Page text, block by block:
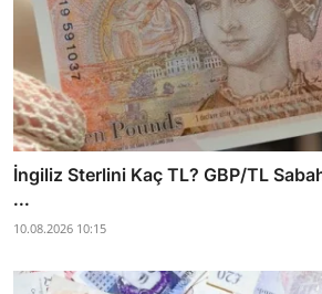
İngiliz Sterlini Kaç TL? GBP/TL
...
10.08.2026 10:15